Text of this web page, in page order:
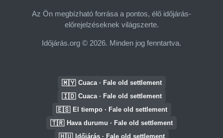
Az Ön megbízható forrása a pontos, élő időjárás-
előrejelzéseknek világszerte.
Időjárás.org © 2026. Minden jog fenntartva.
🇲🇾 Cuaca · Fale old settlement
🇮🇩 Cuaca · Fale old settlement
🇪🇸 El tiempo · Fale old settlement
🇹🇷 Hava durumu · Fale old settlement
🇭🇺 Időjárás · Fale old settlement